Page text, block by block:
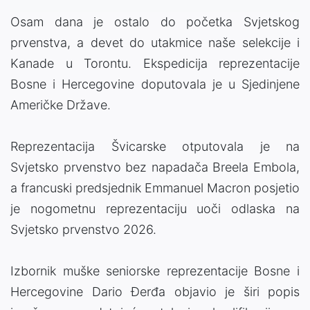
Osam dana je ostalo do početka Svjetskog
prvenstva, a devet do utakmice naše selekcije i
Kanade u Torontu. Ekspedicija reprezentacije
Bosne i Hercegovine doputovala je u Sjedinjene
Američke Države.
Reprezentacija Švicarske otputovala je na
Svjetsko prvenstvo bez napadača Breela Embola,
a francuski predsjednik Emmanuel Macron posjetio
je nogometnu reprezentaciju uoči odlaska na
Svjetsko prvenstvo 2026.
Izbornik muške seniorske reprezentacije Bosne i
Hercegovine Dario Đerđa objavio je širi popis